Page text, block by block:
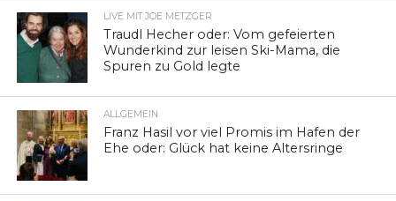
LIVE MIT JOE METZGER
Traudl Hecher oder: Vom gefeierten
Wunderkind zur leisen Ski-Mama, die
Spuren zu Gold legte
ALLGEMEIN
Franz Hasil vor viel Promis im Hafen der
Ehe oder: Glück hat keine Altersringe